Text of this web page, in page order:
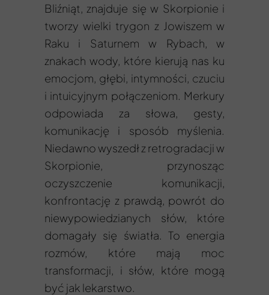
Bliźniąt, znajduje się w Skorpionie i
tworzy wielki trygon z Jowiszem w
Raku i Saturnem w Rybach, w
znakach wody, które kierują nas ku
emocjom, głębi, intymności, czuciu
i intuicyjnym połączeniom. Merkury
odpowiada za słowa, gesty,
komunikację i sposób myślenia.
Niedawno wyszedł z retrogradacji w
Skorpionie, przynosząc
oczyszczenie komunikacji,
konfrontację z prawdą, powrót do
niewypowiedzianych słów, które
domagały się światła. To energia
rozmów, które mają moc
transformacji, i słów, które mogą
być jak lekarstwo.